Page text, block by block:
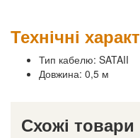
Технічні
Тип кабелю: SATAII
Довжина: 0,5 м
Схожі товари